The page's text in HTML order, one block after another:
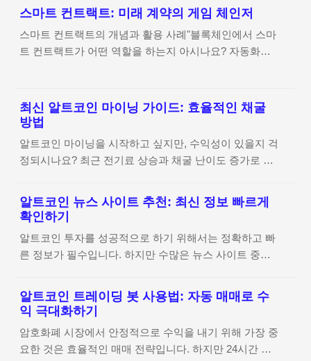
념 암호화폐 세금 신고 방법 암호화폐 절세 전략 합법적
인 절세 루프홀 암호화폐 세금 신고 시 흔한 실수 전문가
세금 상담 활용 팁암호화폐 세금 신고 기본 개념암호화폐
망 관리에서 블록체인 기술이 중요한 역할을 하고 있다는
소식을 자주 접하고 계시죠? 오늘은 블록체인 기술이 어
떻게 공급망 관리의 패러다임을 바꾸고 있는지 구체적인
사례와 함께 이야기해 보려고 합니다. 제가 실제 사례와
기존 공급망 관리의 문제점 블록체인 기반 공급망 관리
솔루션 블록체인 공급망 관리 성공 사례 블록체인과 공급
망 관리의 미래 블록체인 공급망 도입 전략블록체인 기술
의 기본..
스마트 컨트랙트: 미래 계약의 게임 체인저
스마트 컨트랙트의 개념과 활용 사례"블록체인에서 스마
트 컨트랙트가 어떤 역할을 하는지 아시나요? 자동화된
소 중 하나인 스마트 컨트랙트에 대해 깊이 알아보려고
합니다. 처음 스마트 컨트랙트를 접했을 때 너무 복잡해
보다 훨씬 직관적이더라고요. 실제로 스마트 컨트랙트는
다양한 산업에서 자동화와 효율성을 극대화하며 빠르게
용 사례를 자세히 살펴볼까요?목차스마트 컨트랙트란 무
엇인가? 스마트 컨트랙트의 작동 원리 스마트 컨트랙트
의 주요 이점 스마트 컨트랙트의 적용 사례 스마트 컨트
랙트의 한계와 도전..
최신 알트코인 마이닝 가이드: 효율적인 채굴
방법
알트코인 마이닝을 시작하고 싶지만, 수익성이 있을지 걱
정되시나요? 최근 전기료 상승과 채굴 난이도 증가로 인
비 선택과 최적화된 마이닝 전략을 적용하면 여전히 수익
을 창출할 수 있습니다. 이 가이드에서는 최신 마이닝 트
렌드, 효율적인 채굴 방법, 비용 절감 전략을 상세히 알려
드립니다. 지금 바로 알아보고 안정적인 수익을 만들어보
세요! 1. 마이닝을 위한 필수 장비 및 소프트웨어(1) 채굴
크게 ASIC(전용 채굴기)과 GPU(그래픽 카드 기반 채굴)
로 나뉩니다.ASIC 채굴기: 특정 알고리즘을 기반으로 채
굴하는 전문 장비로, 비트코인(BTC)이나 일부 알트코인
에 적합합니다. 성능이 뛰어나지만 ..
알트코인 뉴스 사이트 추천: 최신 정보 빠르게
확인하기
알트코인 투자를 성공적으로 하기 위해서는 정확하고 빠
른 정보가 필수입니다. 하지만 수많은 뉴스 사이트 중에
는 최신 암호화폐 소식을 실시간으로 제공하는 검증된 알
트코인 뉴스 사이트를 추천해 드립니다. 믿을 수 있는 정
보를 바탕으로 더 나은 투자 결정을 내려보세요! 1. 왜 알
트코인 뉴스 사이트가 중요한가?알트코인은 비트코인 이
외의 암호화폐를 의미하며, 변동성이 크고 빠르게 변화하
알트코인 트레이딩 봇 사용법: 자동 매매로 수
익 극대화하기
암호화폐 시장에서 안정적으로 수익을 내기 위해 가장 중
요한 것은 효율적인 매매 전략입니다. 하지만 24시간 변